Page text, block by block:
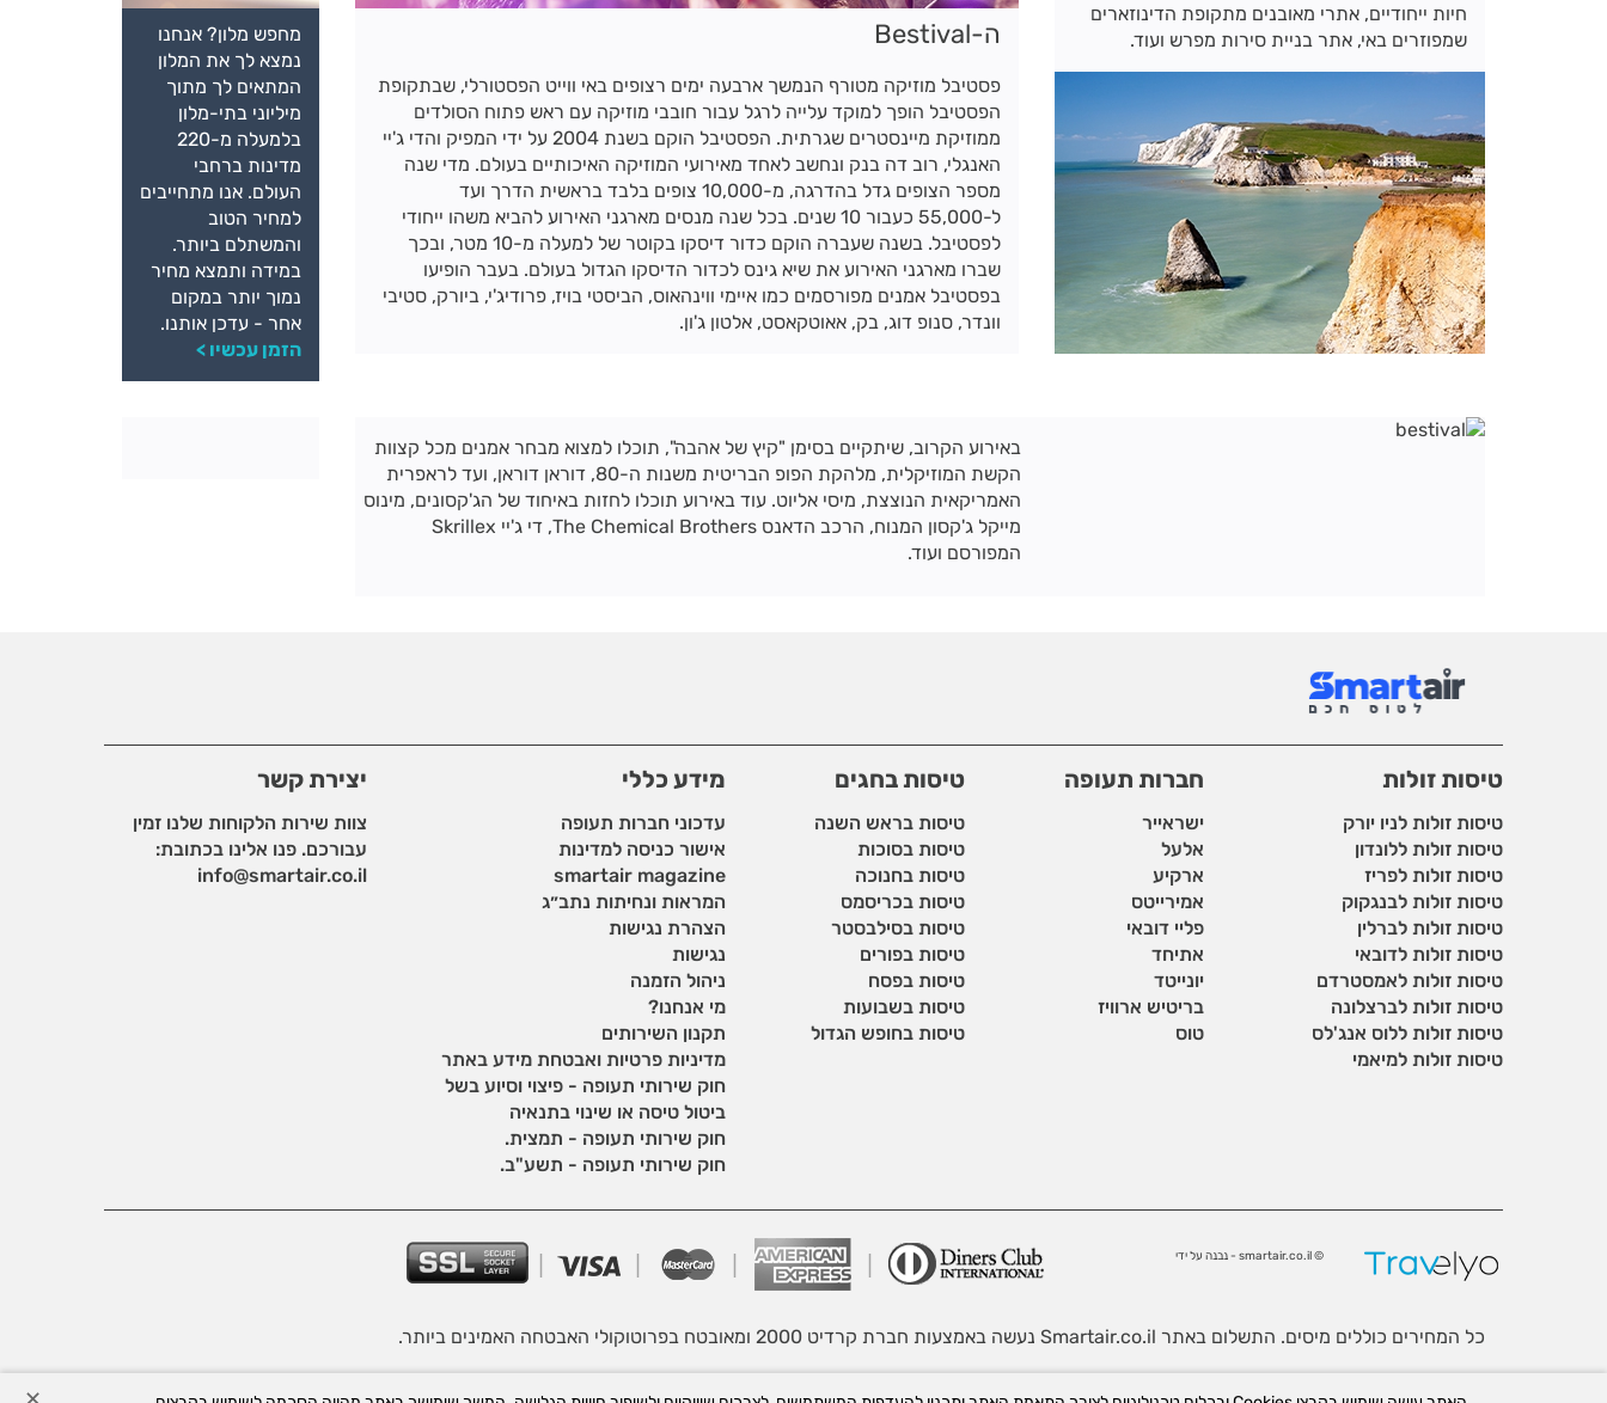
חיות ייחודיים, אתרי מאובנים מתקופת הדינוזארים
שמפוזרים באי, אתר בניית סירות מפרש ועוד.
ה-Bestival
פסטיבל מוזיקה מטורף הנמשך ארבעה ימים רצופים באי ווייט הפסטורלי, שבתקופת
הפסטיבל הופך למוקד עלייה לרגל עבור חובבי מוזיקה עם ראש פתוח הסולדים
ממוזיקת מיינסטרים שגרתית. הפסטיבל הוקם בשנת 2004 על ידי המפיק והדי ג'יי
האנגלי, רוב דה בנק ונחשב לאחד מאירועי המוזיקה האיכותיים בעולם. מדי שנה
מספר הצופים גדל בהדרגה, מ-10,000 צופים בלבד בראשית הדרך ועד
ל-55,000 כעבור 10 שנים. בכל שנה מנסים מארגני האירוע להביא משהו ייחודי
לפסטיבל. בשנה שעברה הוקם כדור דיסקו בקוטר של למעלה מ-10 מטר, ובכך
שברו מארגני האירוע את שיא גינס לכדור הדיסקו הגדול בעולם. בעבר הופיעו
בפסטיבל אמנים מפורסמים כמו איימי ווינהאוס, הביסטי בויז, פרודיג'י, ביורק, סטיבי
וונדר, סנופ דוג, בק, אאוטקאסט, אלטון ג'ון.
מחפש מלון? אנחנו
נמצא לך את המלון
המתאים לך מתוך
מיליוני בתי-מלון
בלמעלה מ-220
מדינות ברחבי
העולם. אנו מתחייבים
למחיר הטוב
והמשתלם ביותר.
במידה ותמצא מחיר
נמוך יותר במקום
אחר - עדכן אותנו.
הזמן עכשיו >
באירוע הקרוב, שיתקיים בסימן "קיץ של אהבה", תוכלו למצוא מבחר אמנים מכל קצוות
הקשת המוזיקלית, מלהקת הפופ הבריטית משנות ה-80, דוראן דוראן, ועד לראפרית
האמריקאית הנוצצת, מיסי אליוט. עוד באירוע תוכלו לחזות באיחוד של הג'קסונים, מינוס
מייקל ג'קסון המנוח, הרכב הדאנס The Chemical Brothers, די ג'יי Skrillex
המפורסם ועוד.
טיסות זולות
טיסות זולות לניו יורק
טיסות זולות ללונדון
טיסות זולות לפריז
טיסות זולות לבנגקוק
טיסות זולות לברלין
טיסות זולות לדובאי
טיסות זולות לאמסטרדם
טיסות זולות לברצלונה
טיסות זולות ללוס אנג'לס
טיסות זולות למיאמי
חברות תעופה
ישראייר
אלעל
ארקיע
אמירייטס
פליי דובאי
אתיחד
יונייטד
בריטיש ארוויז
טוס
טיסות בחגים
טיסות בראש השנה
טיסות בסוכות
טיסות בחנוכה
טיסות בכריסמס
טיסות בסילבסטר
טיסות בפורים
טיסות בפסח
טיסות בשבועות
טיסות בחופש הגדול
מידע כללי
עדכוני חברות תעופה
אישור כניסה למדינות
smartair magazine
המראות ונחיתות נתב״ג
הצהרת נגישות
נגישות
ניהול הזמנה
מי אנחנו?
תקנון השירותים
מדיניות פרטיות ואבטחת מידע באתר
חוק שירותי תעופה - פיצוי וסיוע בשל
ביטול טיסה או שינוי בתנאיה
חוק שירותי תעופה - תמצית.
חוק שירותי תעופה - תשע"ב.
יצירת קשר
צוות שירות הלקוחות שלנו זמין
עבורכם. פנו אלינו בכתובת:
info@smartair.co.il
© smartair.co.il - נבנה על ידי
כל המחירים כוללים מיסים. התשלום באתר Smartair.co.il נעשה באמצעות חברת קרדיט 2000 ומאובטח בפרוטוקולי האבטחה האמינים ביותר.